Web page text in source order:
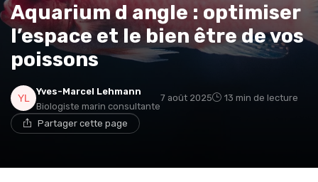
Aquarium d angle : optimiser
l’espace et le bien être de vos
poissons
Yves-Marcel Lehmann
Biologiste marin consultante
7 août 2025 13 min de lecture
Partager cette page